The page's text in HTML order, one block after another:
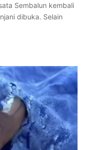
Sembalun kembali
dibuka. Selain